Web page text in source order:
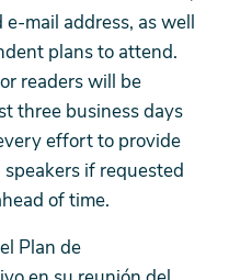
mail address, as well
plans to attend.
readers will be
three business days
effort to provide
if requested
of time.
Plan de